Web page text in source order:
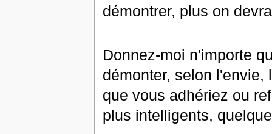
démontrer, plus on
Donnez-moi n'importe
démonter, selon l'envie,
que vous adhériez ou
plus intelligents,